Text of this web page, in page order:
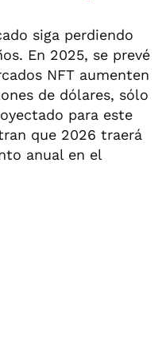
siga perdiendo
En 2025, se prevé
NFT aumenten
de dólares, sólo
para este
que 2026 traerá
anual en el